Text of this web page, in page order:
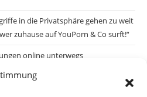
in die Privatsphäre gehen zu weit
zuhause auf YouPorn & Co surft!“
online unterwegs
„Erst nach einem Anschlag wäre